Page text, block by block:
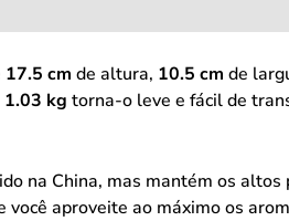
17.5 cm de altura, 10.5 cm de
1.03 kg torna-o leve e fácil de
na China, mas mantém os
aproveite ao máximo os